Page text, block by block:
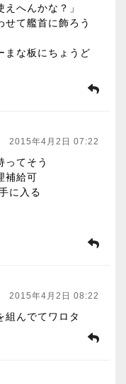
へんかな？」
せて艦首に飾ろう
まな板にちょうど
2015年4月2日 07:22
ってそう
補給可
に入る
2015年4月2日 08:22
組んでてワロタ